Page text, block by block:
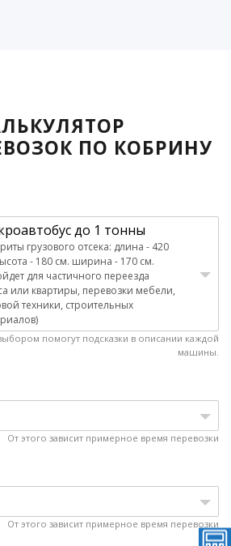
ПО КОБРИНУ
до 1 тонны
грузового отсека: длина - 420
- 180 см. ширина - 170 см.
для частичного переезда
или квартиры, перевозки мебели,
техники, строительных
помогут подсказки в описании каждой
машины.
От этого зависит примерное время перевозки
От этого зависит примерное время перевозки